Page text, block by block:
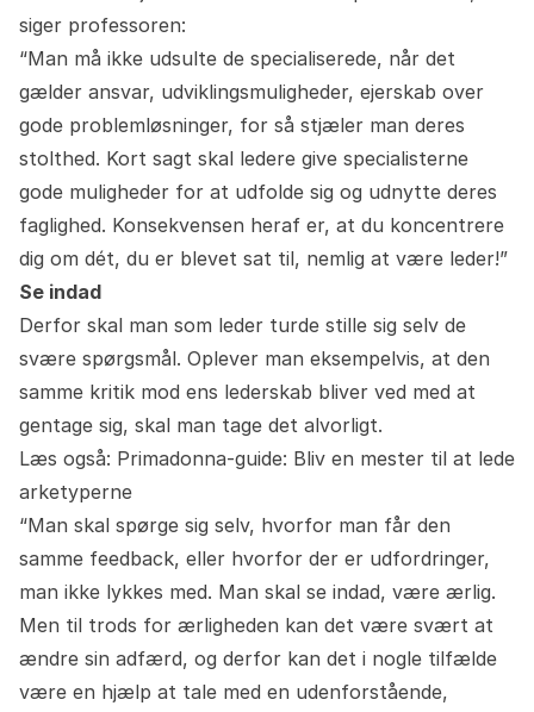
siger professoren:
“Man må ikke udsulte de specialiserede, når det
gælder ansvar, udviklingsmuligheder, ejerskab over
gode problemløsninger, for så stjæler man deres
stolthed. Kort sagt skal ledere give specialisterne
gode muligheder for at udfolde sig og udnytte deres
faglighed. Konsekvensen heraf er, at du koncentrere
dig om dét, du er blevet sat til, nemlig at være leder!”
Se indad
Derfor skal man som leder turde stille sig selv de
svære spørgsmål. Oplever man eksempelvis, at den
samme kritik mod ens lederskab bliver ved med at
gentage sig, skal man tage det alvorligt.
Læs også: Primadonna-guide: Bliv en mester til at lede
arketyperne
“Man skal spørge sig selv, hvorfor man får den
samme feedback, eller hvorfor der er udfordringer,
man ikke lykkes med. Man skal se indad, være ærlig.
Men til trods for ærligheden kan det være svært at
ændre sin adfærd, og derfor kan det i nogle tilfælde
være en hjælp at tale med en udenforstående,